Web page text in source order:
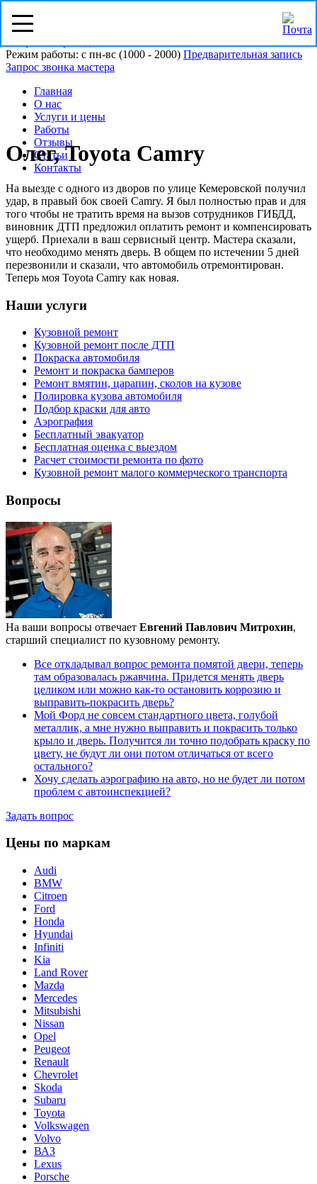
Омск, ул. Пристанционная 21/5
Режим работы: с пн-вс (1000 - 2000) Предварительная запись
Запрос звонка мастера
Главная
О нас
Услуги и цены
Работы
Отзывы
Статьи
Контакты
Олег, Toyota Camry
На выезде с одного из дворов по улице Кемеровской получил
удар, в правый бок своей Camry. Я был полностью прав и для
того чтобы не тратить время на вызов сотрудников ГИБДД,
виновник ДТП предложил оплатить ремонт и компенсировать
ущерб. Приехали в ваш сервисный центр. Мастера сказали,
что необходимо менять дверь. В общем по истечении 5 дней
перезвонили и сказали, что автомобиль отремонтирован.
Теперь моя Toyota Camry как новая.
Наши услуги
Кузовной ремонт
Кузовной ремонт после ДТП
Покраска автомобиля
Ремонт и покраска бамперов
Ремонт вмятин, царапин, сколов на кузове
Полировка кузова автомобиля
Подбор краски для авто
Аэрография
Бесплатный эвакуатор
Бесплатная оценка с выездом
Расчет стоимости ремонта по фото
Кузовной ремонт малого коммерческого транспорта
Вопросы
На ваши вопросы отвечает Евгений Павлович Митрохин,
старший специалист по кузовному ремонту.
Все откладывал вопрос ремонта помятой двери, теперь
там образовалась ржавчина. Придется менять дверь
целиком или можно как-то остановить коррозию и
выправить-покрасить дверь?
Мой Форд не совсем стандартного цвета, голубой
металлик, а мне нужно выправить и покрасить только
крыло и дверь. Получится ли точно подобрать краску по
цвету, не будут ли они потом отличаться от всего
остального?
Хочу сделать аэрографию на авто, но не будет ли потом
проблем с автоинспекцией?
Задать вопрос
Цены по маркам
Audi
BMW
Citroen
Ford
Honda
Hyundai
Infiniti
Kia
Land Rover
Mazda
Mercedes
Mitsubishi
Nissan
Opel
Peugeot
Renault
Chevrolet
Skoda
Subaru
Toyota
Volkswagen
Volvo
ВАЗ
Lexus
Porsche